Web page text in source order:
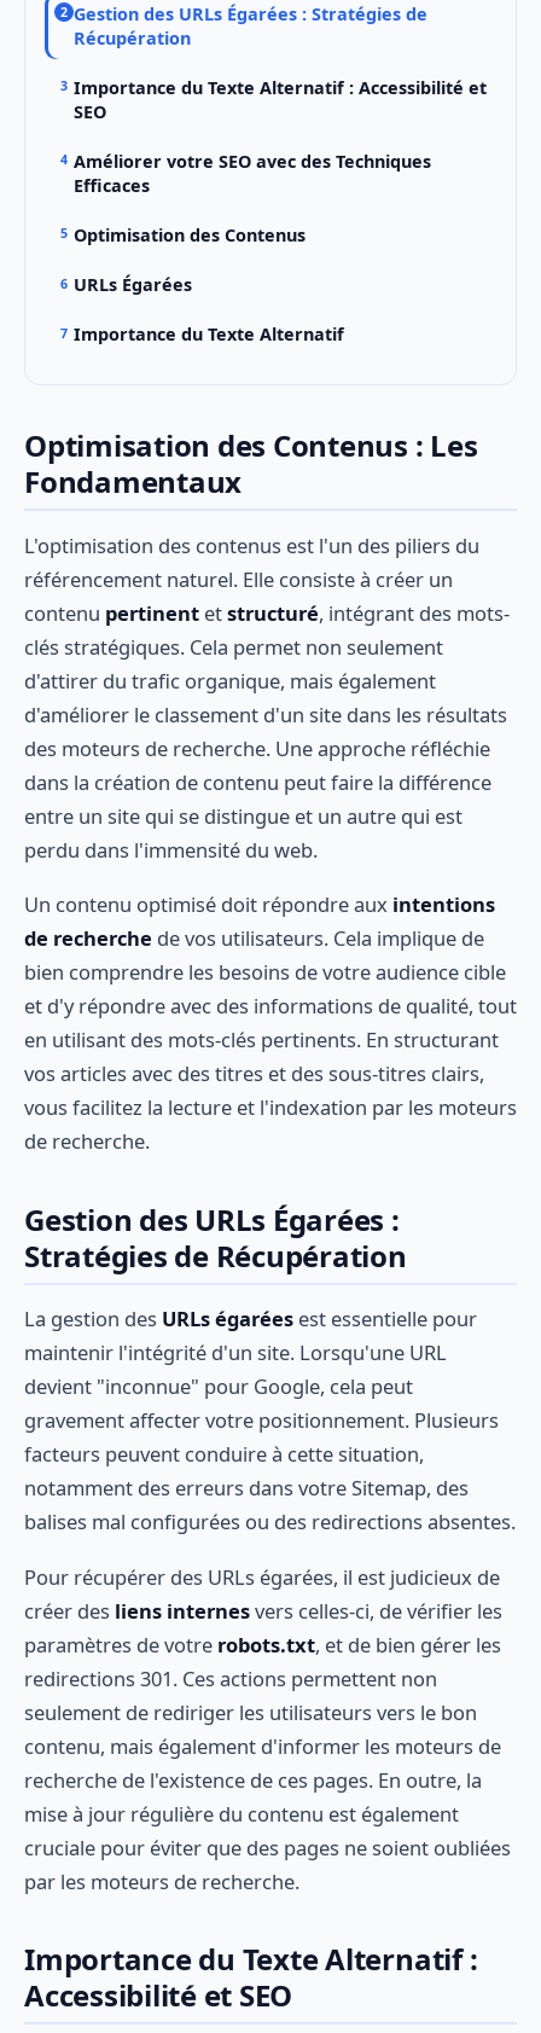
Gestion des URLs Égarées : Stratégies de
Récupération
Importance du Texte Alternatif : Accessibilité et
SEO
Améliorer votre SEO avec des Techniques
Efficaces
Optimisation des Contenus
URLs Égarées
Importance du Texte Alternatif
Optimisation des Contenus : Les
Fondamentaux
L'optimisation des contenus est l'un des piliers du
référencement naturel. Elle consiste à créer un
contenu pertinent etstructuré, intégrant des mots-
clés stratégiques. Cela permet non seulement
d'attirer du trafic organique, mais également
d'améliorer le classement d'un site dans les résultats
des moteurs de recherche. Une approche réfléchie
dans la création de contenu peut faire la différence
entre un site qui se distingue et un autre qui est
perdu dans l'immensité du web.
Un contenu optimisé doit répondre aux intentions
de recherche de vos utilisateurs. Cela implique de
bien comprendre les besoins de votre audience cible
et d'y répondre avec des informations de qualité, tout
en utilisant des mots-clés pertinents. En structurant
vos articles avec des titres et des sous-titres clairs,
vous facilitez la lecture et l'indexation par les moteurs
de recherche.
Gestion des URLs Égarées :
Stratégies de Récupération
La gestion des URLs égarées est essentielle pour
maintenir l'intégrité d'un site. Lorsqu'une URL
devient "inconnue" pour Google, cela peut
gravement affecter votre positionnement. Plusieurs
facteurs peuvent conduire à cette situation,
notamment des erreurs dans votre Sitemap, des
balises mal configurées ou des redirections absentes.
Pour récupérer des URLs égarées, il est judicieux de
créer des liens internesvers celles-ci, de vérifier les
paramètres de votre robots.txt, et de bien gérer les
redirections 301. Ces actions permettent non
seulement de rediriger les utilisateurs vers le bon
contenu, mais également d'informer les moteurs de
recherche de l'existence de ces pages. En outre, la
mise à jour régulière du contenu est également
cruciale pour éviter que des pages ne soient oubliées
par les moteurs de recherche.
Importance du Texte Alternatif :
Accessibilité et SEO